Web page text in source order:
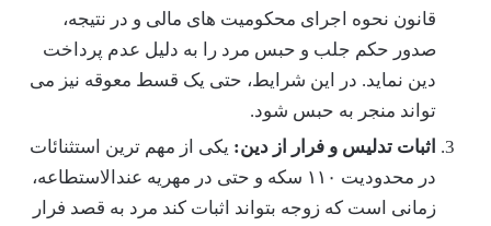
قانون نحوه اجرای محکومیت های مالی و در نتیجه،
صدور حکم جلب و حبس مرد را به دلیل عدم پرداخت
دین نماید. در این شرایط، حتی یک قسط معوقه نیز می
تواند منجر به حبس شود.
اثبات تدلیس و فرار از دین: یکی از مهم ترین استثنائات
در محدودیت ۱۱۰ سکه و حتی در مهریه عندالاستطاعه،
زمانی است که زوجه بتواند اثبات کند مرد به قصد فرار